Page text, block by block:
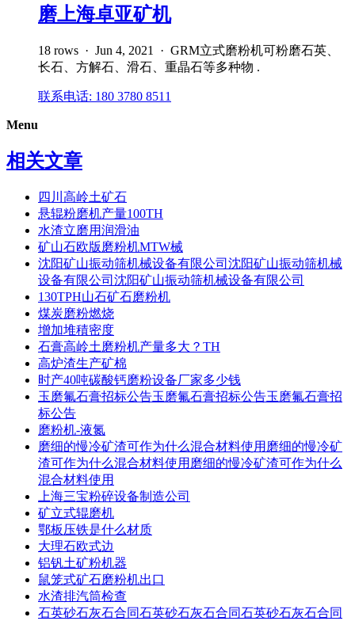
磨上海卓亚矿机
18 rows · Jun 4, 2021 · GRM立式磨粉机可粉磨石英、
长石、方解石、滑石、重晶石等多种物 .
联系电话: 180 3780 8511
Menu
相关文章
四川高岭土矿石
悬辊粉磨机产量100TH
水渣立磨用润滑油
矿山石欧版磨粉机MTW械
沈阳矿山振动筛机械设备有限公司沈阳矿山振动筛机械
设备有限公司沈阳矿山振动筛机械设备有限公司
130TPH山石矿石磨粉机
煤炭磨粉燃烧
增加堆積密度
石膏高岭土磨粉机产量多大？TH
高炉渣生产矿棉
时产40吨碳酸钙磨粉设备厂家多少钱
玉磨氟石膏招标公告玉磨氟石膏招标公告玉磨氟石膏招
标公告
磨粉机-液氮
磨细的慢冷矿渣可作为什么混合材料使用磨细的慢冷矿
渣可作为什么混合材料使用磨细的慢冷矿渣可作为什么
混合材料使用
上海三宝粉碎设备制造公司
矿立式辊磨机
鄂板压铁是什么材质
大理石欧式边
铝钒土矿粉机器
鼠笼式矿石磨粉机出口
水渣排汽筒检查
石英砂石灰石合同石英砂石灰石合同石英砂石灰石合同